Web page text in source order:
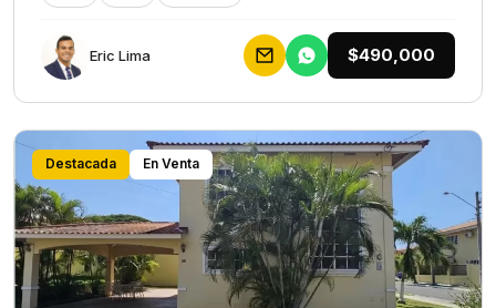
Eric Lima $490,000
Destacada En Venta